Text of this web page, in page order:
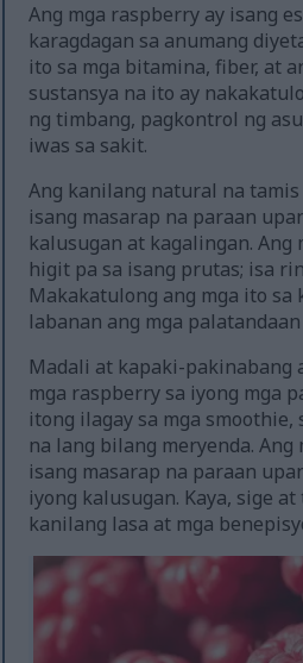
Ang mga raspberry ay isang
karagdagan sa anumang
ito sa mga bitamina, fiber, at
sustansya na ito ay
ng timbang, pagkontrol ng
iwas sa sakit.
Ang kanilang natural na
isang masarap na paraan
kalusugan at kagalingan. Ang
higit pa sa isang prutas; isa
Makakatulong ang mga ito
labanan ang mga
Madali at kapaki-pakinabang
mga raspberry sa iyong mga
itong ilagay sa mga smoothie,
na lang bilang meryenda. Ang
isang masarap na paraan
iyong kalusugan. Kaya, sige
kanilang lasa at mga